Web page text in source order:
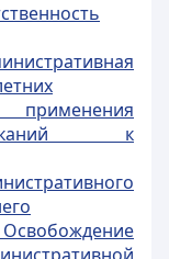
применения
к